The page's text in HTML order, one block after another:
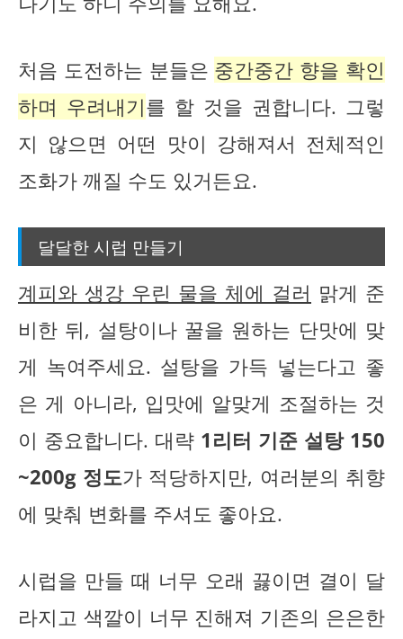
처음 도전하는 분들은 중간중간 향을 확인
하며 우려내기를 할 것을 권합니다. 그렇
지 않으면 어떤 맛이 강해져서 전체적인
조화가 깨질 수도 있거든요.
달달한 시럽 만들기
계피와 생강 우린 물을 체에 걸러 맑게 준
비한 뒤, 설탕이나 꿀을 원하는 단맛에 맞
게 녹여주세요. 설탕을 가득 넣는다고 좋
은 게 아니라, 입맛에 알맞게 조절하는 것
이 중요합니다. 대략 1리터 기준 설탕 150
~200g 정도가 적당하지만, 여러분의 취향
에 맞춰 변화를 주셔도 좋아요.
시럽을 만들 때 너무 오래 끓이면 결이 달
라지고 색깔이 너무 진해져 기존의 은은한